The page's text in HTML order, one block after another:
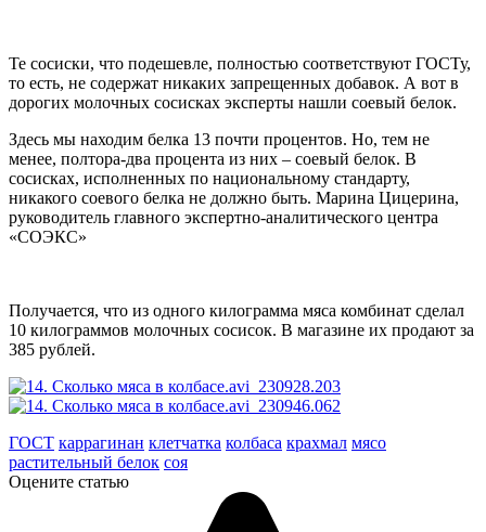
Те сосиски, что подешевле, полностью соответствуют ГОСТу,
то есть, не содержат никаких запрещенных добавок. А вот в
дорогих молочных сосисках эксперты нашли соевый белок.
Здесь мы находим белка 13 почти процентов. Но, тем не
менее, полтора-два процента из них – соевый белок. В
сосисках, исполненных по национальному стандарту,
никакого соевого белка не должно быть. Марина Цицерина,
руководитель главного экспертно-аналитического центра
«СОЭКС»
Получается, что из одного килограмма мяса комбинат сделал
10 килограммов молочных сосисок. В магазине их продают за
385 рублей.
ГОСТ каррагинан клетчатка колбаса крахмал мясо
растительный белок соя
Оцените статью